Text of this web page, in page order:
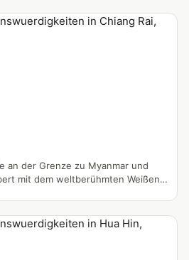
an der Grenze zu Myanmar und
mit dem weltberühmten Weißen
Teeplantagen und